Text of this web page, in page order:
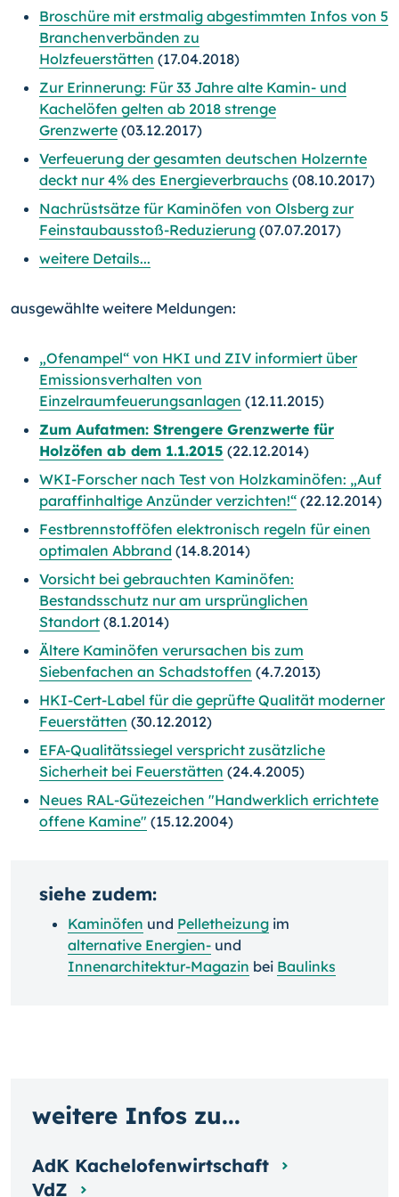
Broschüre mit erstmalig abgestimmten Infos von 5
Branchenverbänden zu
Holzfeuerstätten (17.04.2018)
Zur Erinnerung: Für 33 Jahre alte Kamin- und
Kachelöfen gelten ab 2018 strenge
Grenzwerte (03.12.2017)
Verfeuerung der gesamten deutschen Holzernte
deckt nur 4% des Energieverbrauchs (08.10.2017)
Nachrüstsätze für Kaminöfen von Olsberg zur
Feinstaubausstoß-Reduzierung (07.07.2017)
weitere Details...
ausgewählte weitere Meldungen:
„Ofenampel“ von HKI und ZIV informiert über
Emissionsverhalten von
Einzelraumfeuerungsanlagen (12.11.2015)
Zum Aufatmen: Strengere Grenzwerte für
Holzöfen ab dem 1.1.2015 (22.12.2014)
WKI-Forscher nach Test von Holzkaminöfen: „Auf
paraffinhaltige Anzünder verzichten!“ (22.12.2014)
Festbrennstofföfen elektronisch regeln für einen
optimalen Abbrand (14.8.2014)
Vorsicht bei gebrauchten Kaminöfen:
Bestandsschutz nur am ursprünglichen
Standort (8.1.2014)
Ältere Kaminöfen verursachen bis zum
Siebenfachen an Schadstoffen (4.7.2013)
HKI-Cert-Label für die geprüfte Qualität moderner
Feuerstätten (30.12.2012)
EFA-Qualitätssiegel verspricht zusätzliche
Sicherheit bei Feuerstätten (24.4.2005)
Neues RAL-Gütezeichen "Handwerklich errichtete
offene Kamine" (15.12.2004)
siehe zudem:
Kaminöfen und Pelletheizung im
alternative Energien- und
Innenarchitektur-Magazin bei Baulinks
weitere Infos zu...
AdK Kachelofenwirtschaft
VdZ